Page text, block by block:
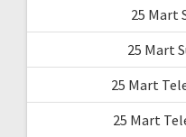
25 Mart
25 Mart
25 Mart
25 Mart